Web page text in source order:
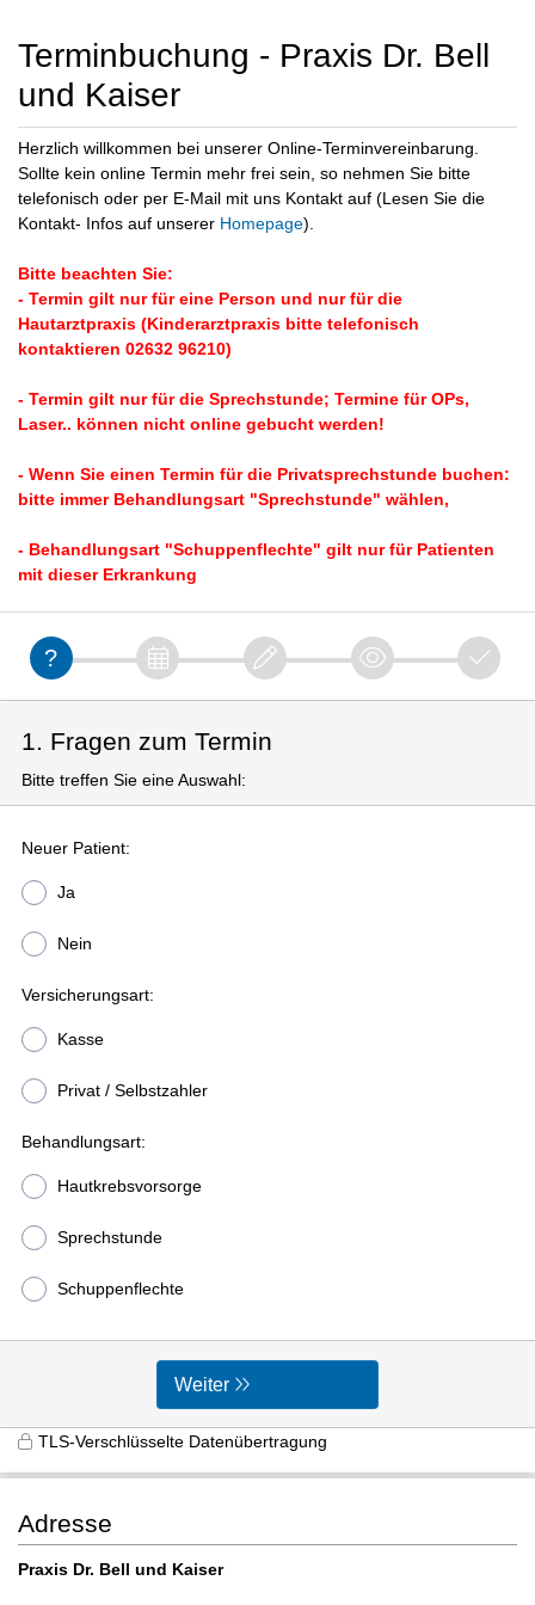
Terminbuchung - Praxis Dr. Bell
und Kaiser
Herzlich willkommen bei unserer Online-Terminvereinbarung.
Sollte kein online Termin mehr frei sein, so nehmen Sie bitte
telefonisch oder per E-Mail mit uns Kontakt auf (Lesen Sie die
Kontakt- Infos auf unserer Homepage).
Bitte beachten Sie:
- Termin gilt nur für eine Person und nur für die
Hautarztpraxis (Kinderarztpraxis bitte telefonisch
kontaktieren 02632 96210)
- Termin gilt nur für die Sprechstunde; Termine für OPs,
Laser.. können nicht online gebucht werden!
- Wenn Sie einen Termin für die Privatsprechstunde buchen:
bitte immer Behandlungsart "Sprechstunde" wählen,
- Behandlungsart "Schuppenflechte" gilt nur für Patienten
mit dieser Erkrankung
1. Fragen zum Termin
Bitte treffen Sie eine Auswahl:
Neuer Patient:
Ja
Nein
Versicherungsart:
Kasse
Privat / Selbstzahler
Behandlungsart:
Hautkrebsvorsorge
Sprechstunde
Schuppenflechte
Weiter
TLS-Verschlüsselte Datenübertragung
Adresse
Praxis Dr. Bell und Kaiser